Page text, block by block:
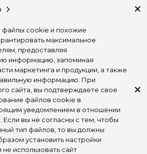
×
файлы cookie и похожие
максимальное
предоставляя
информацию, запоминая
маркетинга и продукции, а также
информацию. При
сайта, вы подтверждаете свое
файлов cookie в
уведомлением в отношении
Если вы не согласны с тем, чтобы
тип файлов, то вы должны
установить настройки
использовать сайт
×